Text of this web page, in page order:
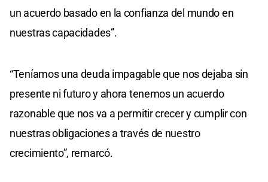
un acuerdo basado en la confianza del mundo en
nuestras capacidades”.
“Teníamos una deuda impagable que nos dejaba sin
presente ni futuro y ahora tenemos un acuerdo
razonable que nos va a permitir crecer y cumplir con
nuestras obligaciones a través de nuestro
crecimiento”, remarcó.